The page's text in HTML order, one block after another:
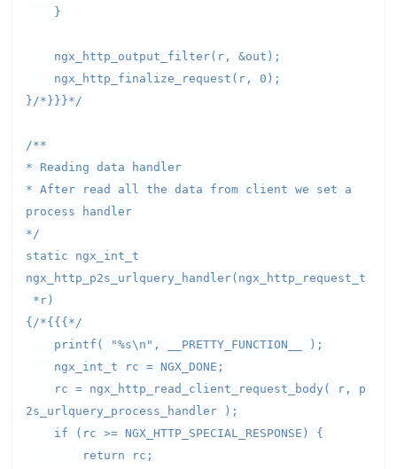
}
ngx_http_output_filter(r, &out);
ngx_http_finalize_request(r, 0);
}/*}}}*/
/**
* Reading data handler
* After read all the data from client we set a
process handler
*/
static ngx_int_t
ngx_http_p2s_urlquery_handler(ngx_http_request_t
*r)
{/*{{{*/
printf( "%s\n", __PRETTY_FUNCTION__ );
ngx_int_t rc = NGX_DONE;
rc = ngx_http_read_client_request_body( r, p
2s_urlquery_process_handler );
if (rc >= NGX_HTTP_SPECIAL_RESPONSE) {
return rc;